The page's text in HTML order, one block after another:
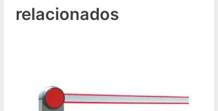
relacionados